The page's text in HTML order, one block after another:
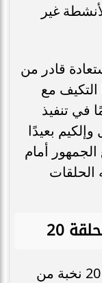
غير
قادر من
التكيف مع
في تنفيذ
بعيدًا
أمام
20
يضم مسلسل ورود وذنوب الحلقة 20 نخبة من